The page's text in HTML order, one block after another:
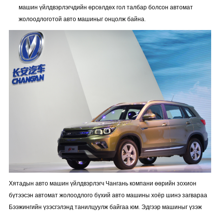
машин үйлдвэрлэгчдийн өрсөлдөх гол талбар болсон автомат
жолоодлоготой авто машиныг онцолж байна.
Хятадын авто машин үйлдвэрлэгч Чангань компани өөрийн зохион
бүтээсэн автомат жолоодлого бүхий авто машины хоёр шинэ загвараа
Бээжингийн үзэсгэлэнд танилцуулж байгаа юм. Эдгээр машиныг үзэж